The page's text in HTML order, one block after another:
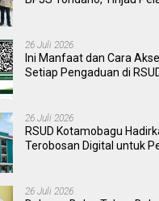
26 Juli 2026
Ini Manfaat dan Cara
Setiap Pengaduan di
26 Juli 2026
RSUD Kotamobagu
Terobosan Digital untuk
26 Juli 2026